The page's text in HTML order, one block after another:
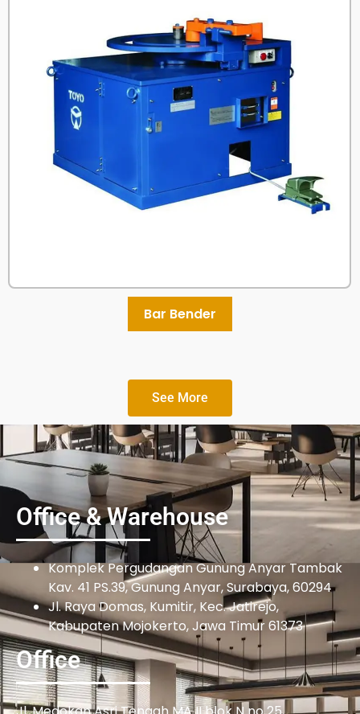
Bar Bender
See More
Office & Warehouse
Komplek Pergudangan Gunung Anyar Tambak
Kav. 41 PS.39, Gunung Anyar, Surabaya, 60294
Jl. Raya Domas, Kumitir, Kec. Jatirejo,
Kabupaten Mojokerto, Jawa Timur 61373
Office